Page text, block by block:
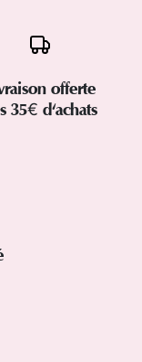
offerte
35€ d'achats